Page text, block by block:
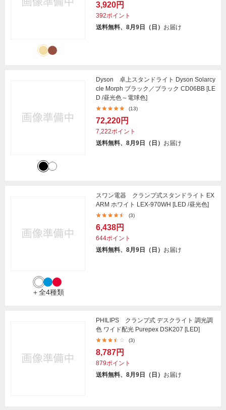
3,920円
392ポイント
送料無料、8月9日（日） お届け
Dyson 卓上スタンドライト Dyson Solarcy
cle Morph ブラック／ブラック CD06BB [LE
D /昼光色～電球色]
(13)
72,220円
7,222ポイント
送料無料、8月9日（日） お届け
＋全4種類
スワン電器 クランプ式スタンドライト EX
ARM ホワイト LEX-970WH [LED /昼光色]
(3)
6,438円
644ポイント
送料無料、8月9日（日） お届け
PHILIPS クランプ式 デスクライト 調光調
色 ワイド配光 Purepex DSK207 [LED]
(3)
8,787円
879ポイント
送料無料、8月9日（日） お届け